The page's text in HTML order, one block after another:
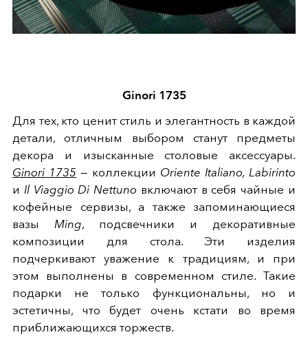
Ginori 1735
Для тех, кто ценит стиль и элегантность в каждой
детали, отличным выбором станут предметы
декора и изысканные столовые аксессуары.
Ginori 1735 — коллекции Oriente Italiano, Labirinto
и Il Viaggio Di Nettuno включают в себя чайные и
кофейные сервизы, а также запоминающиеся
вазы Ming, подсвечники и декоративные
композиции для стола. Эти изделия
подчеркивают уважение к традициям, и при
этом выполнены в современном стиле. Такие
подарки не только функциональны, но и
эстетичны, что будет очень кстати во время
приближающихся торжеств.